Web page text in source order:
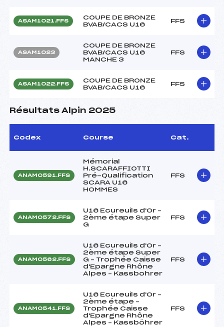
ASAM1021.FFS
COUPE DE BRONZE
BVAB/CACS U16
FFS
ASAM1023
COUPE DE BRONZE
BVAB/CACS U16
MANCHE 3
FFS
ASAM1022.FFS
COUPE DE BRONZE
BVAB/CACS U16
FFS
Résultats Alpin 2025
Codex Course Cat.
ANAM0591.FFS
Mémorial
H.SCARAFFIOTTI
Pré-Qualification
SCARA U16
HOMMES
FFS
ANAM0572.FFS
U16 Ecureuils d'Or –
2ème étape Super
G
FFS
ANAM0562.FFS
U16 Ecureuils d'Or –
2ème étape Super
G – Trophée Caisse
d'Epargne Rhône
Alpes – Kassbohrer
FFS
ANAM0541.FFS
U16 Ecureuils d'Or –
2ème étape –
Trophée Caisse
d'Epargne Rhône
Alpes – Kassböhrer
FFS